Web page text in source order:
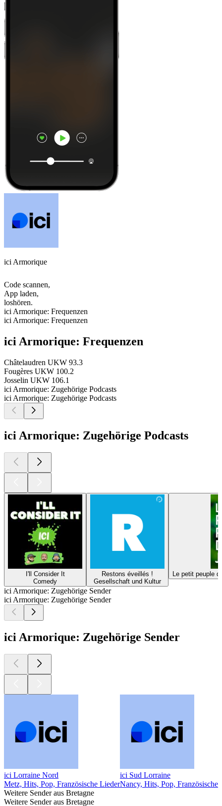
ici Armorique
Code scannen,
App laden,
loshören.
ici Armorique: Frequenzen
ici Armorique: Frequenzen
ici Armorique: Frequenzen
Châtelaudren UKW 93.3
Fougères UKW 100.2
Josselin UKW 106.1
ici Armorique: Zugehörige Podcasts
ici Armorique: Zugehörige Podcasts
ici Armorique: Zugehörige Podcasts
I'll Consider It
Comedy
Restons éveillés !
Gesellschaft und Kultur
Le petit peuple
ici Armorique: Zugehörige Sender
ici Armorique: Zugehörige Sender
ici Armorique: Zugehörige Sender
ici Lorraine Nord
Metz, Hits, Pop, Französische Lieder
ici Sud Lorraine
Nancy, Hits, Pop, Französische
Weitere Sender aus Bretagne
Weitere Sender aus Bretagne